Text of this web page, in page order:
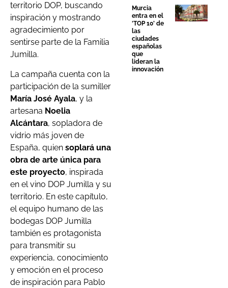
territorio DOP, buscando
inspiración y mostrando
agradecimiento por
sentirse parte de la Familia
Jumilla.
La campaña cuenta con la
participación de la sumiller
María José Ayala, y la
artesana Noelia
Alcántara, sopladora de
vidrio más joven de
España, quien soplará una
obra de arte única para
este proyecto, inspirada
en el vino DOP Jumilla y su
territorio. En este capítulo,
el equipo humano de las
bodegas DOP Jumilla
también es protagonista
para transmitir su
experiencia, conocimiento
y emoción en el proceso
de inspiración para Pablo
Murcia
entra en el
‘TOP 10’ de
las
ciudades
españolas
que
lideran la
innovación